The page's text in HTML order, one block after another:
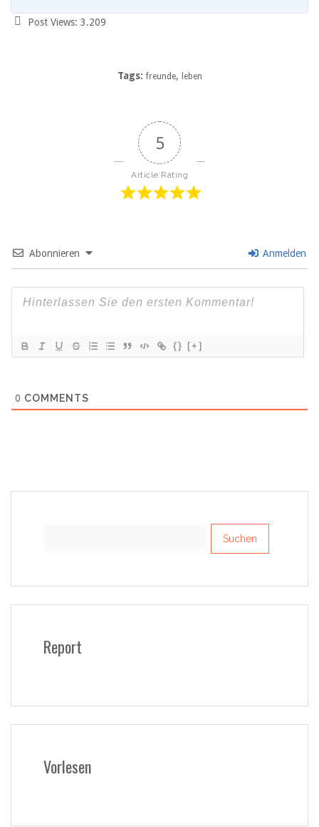
Post Views: 3.209
Tags: freunde, leben
5
Article Rating
Abonnieren Anmelden
{} [+]
0 COMMENTS
Report
Vorlesen